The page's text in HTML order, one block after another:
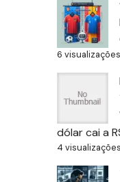
6 visualizações
dólar cai a
4 visualizações